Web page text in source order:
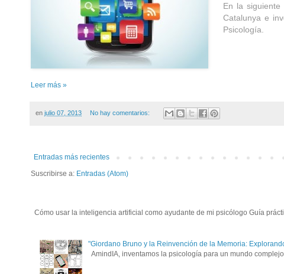
En la siguiente
Catalunya e
Psicología.
Leer más »
en julio 07, 2013 No hay comentarios:
Entradas más recientes
Suscribirse a: Entradas (Atom)
Cómo usar la inteligencia artificial como ayudante de mi psicólogo Guía
"Giordano Bruno y la Reinvención de la Memoria:
AmindIA, inventamos la psicología para un mundo